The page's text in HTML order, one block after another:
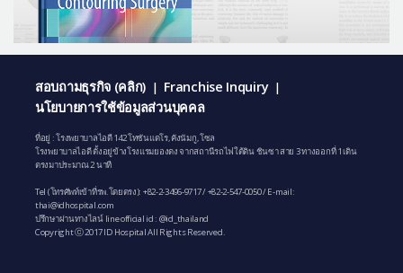
สอบถามธุรกิจ (คลิก) | Franchise Inquiry |
นโยบายการใช้ข้อมูลส่วนบุคคล
ที่อยู่ : โรงพยาบาลไอดี 142 โทซันแดโร, คังนัมกู, โซล
โรงพยาบาลไอดี ตั้งอยู่ข้างโรงแรมยองดง จากสถานีรถไฟใต้ดิน ชินซา สาย 3 ทางออกที่ 1 เดิน
ตรงมาประมาณ 2 นาที
Tel (โทรศัพท์เข้าที่รพ.โดยตรง): +82-2-3496-9717/+82-2-547-0050/ E-mail:
thai@idhospital.com
ปรึกษาผ่านทางไลน์ line official id : @id_thailand
Copyright ⓒ 2017 ID Hospital All Rights Reserved.